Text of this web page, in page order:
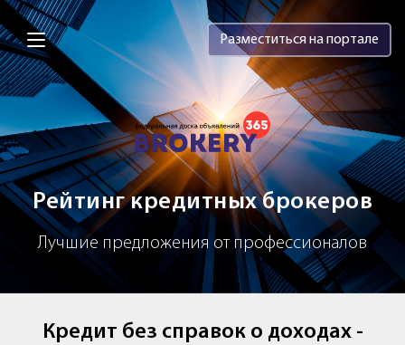
Brokery365 - Рейтинг кредитных
Разместиться на портале
Рейтинг кредитных брокеров
Лучшие предложения от профессионалов
Кредит без справок о доходах -